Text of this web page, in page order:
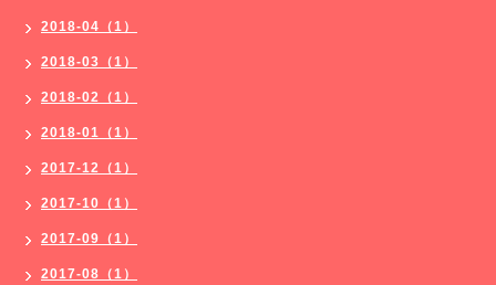
2018-04（1）
2018-03（1）
2018-02（1）
2018-01（1）
2017-12（1）
2017-10（1）
2017-09（1）
2017-08（1）